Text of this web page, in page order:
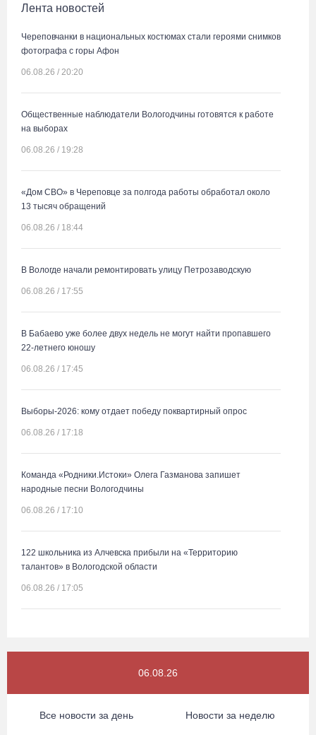
Лента новостей
Череповчанки в национальных костюмах стали героями снимков
фотографа с горы Афон
06.08.26 / 20:20
Общественные наблюдатели Вологодчины готовятся к работе
на выборах
06.08.26 / 19:28
«Дом СВО» в Череповце за полгода работы обработал около
13 тысяч обращений
06.08.26 / 18:44
В Вологде начали ремонтировать улицу Петрозаводскую
06.08.26 / 17:55
В Бабаево уже более двух недель не могут найти пропавшего
22-летнего юношу
06.08.26 / 17:45
Выборы-2026: кому отдает победу поквартирный опрос
06.08.26 / 17:18
Команда «Родники.Истоки» Олега Газманова запишет
народные песни Вологодчины
06.08.26 / 17:10
122 школьника из Алчевска прибыли на «Территорию
талантов» в Вологодской области
06.08.26 / 17:05
06.08.26
Все новости за день Новости за неделю